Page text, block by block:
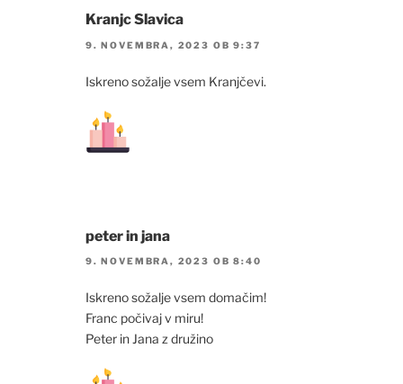
Kranjc Slavica
9. NOVEMBRA, 2023 OB 9:37
Iskreno sožalje vsem Kranjčevi.
peter in jana
9. NOVEMBRA, 2023 OB 8:40
Iskreno sožalje vsem domačim!
Franc počivaj v miru!
Peter in Jana z družino